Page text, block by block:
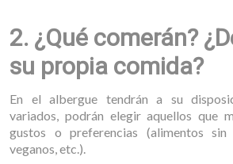
2. ¿Qué comerán?
su propia comida?
En el albergue tendrán a su
variados, podrán elegir aquellos que
gustos o preferencias (alimentos sin
veganos, etc.).